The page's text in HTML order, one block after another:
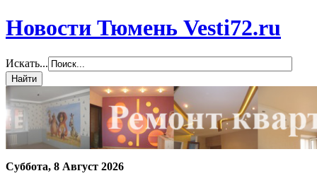
Новости Тюмень Vesti72.ru
Искать...
Суббота, 8 Август 2026